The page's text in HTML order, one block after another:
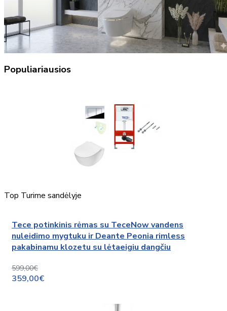
Populiariausios
Top Turime sandėlyje
Tece potinkinis rėmas su TeceNow vandens
nuleidimo mygtuku ir Deante Peonia rimless
pakabinamu klozetu su lėtaeigiu dangčiu
599,00€
359,00€